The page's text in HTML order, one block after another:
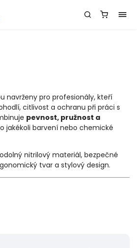
navrženy pro profesionály, kteří
citlivost a ochranu při práci s
pevnost, pružnost a
jakékoli barvení nebo chemické
odolný nitrilový materiál, bezpečné
tvar a stylový design.